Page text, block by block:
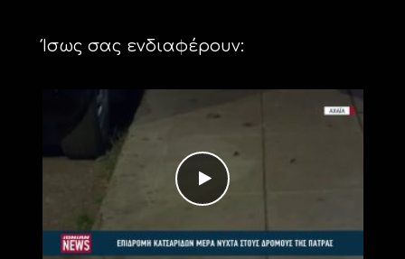
Ίσως σας ενδιαφέρουν: